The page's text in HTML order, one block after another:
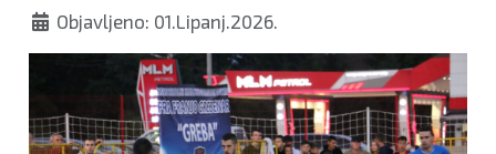
Crna
Politika
Objavljeno: 01.Lipanj.2026.